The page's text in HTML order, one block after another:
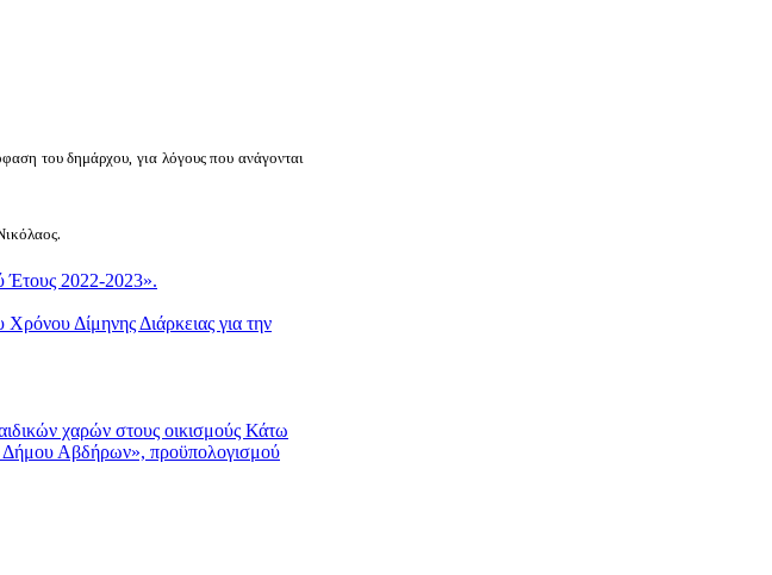
του δημάρχου, για λόγους που ανάγονται
2022-2023».
Δίμηνης Διάρκειας για την
χαρών στους οικισμούς Κάτω
Δήμου Αβδήρων», προϋπολογισμού